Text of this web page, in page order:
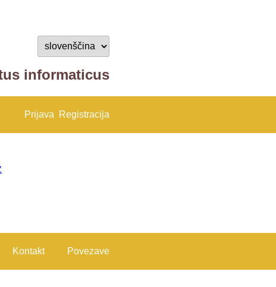
informaticus
Prijava Registracija
Kontakt Povezave